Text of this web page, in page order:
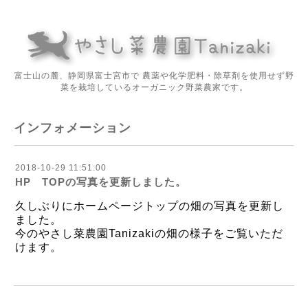
富士山の麓、静岡県富士宮市で 農薬や化学肥料・除草剤を使用せず野
菜を栽培しているオーガニック野菜農家です。
インフォメーション
2018-10-29 11:51:00
HP TOPの写真を更新しました。
久しぶりにホームページトップの畑の写真を更新し
ました。
今のやさし菜農園Tanizakiの畑の様子をご覧いただ
けます。